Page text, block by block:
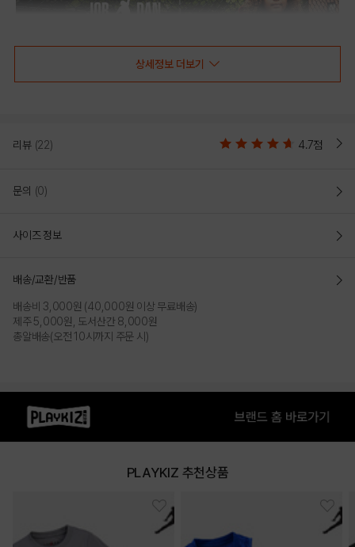
상세정보 더보기
리뷰 (22) 4.7점
문의 (0)
사이즈 정보
배송/교환/반품
배송비 3,000원 (40,000원 이상 무료배송)
제주 5,000원, 도서산간 8,000원
총알배송(오전 10시까지 주문 시)
PLAYKIZ 추천상품